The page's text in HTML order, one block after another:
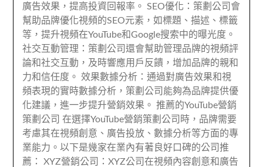
廣告效果，提高投資回報率。 SEO優化：策劃公司會
幫助品牌優化視頻的SEO元素，如標題、描述、標籤
等，提升視頻在YouTube和Google搜索中的曝光度。
社交互動管理：策劃公司還會幫助管理品牌的視頻評
論和社交互動，及時響應用戶反饋，增加品牌的親和
力和信任度。 效果數據分析：通過對廣告效果和視
頻表現的實時數據分析，策劃公司能夠為品牌提供優
化建議，進一步提升營銷效果。 推薦的YouTube營銷
策劃公司 在選擇YouTube營銷策劃公司時，品牌需要
考慮其在視頻創意、廣告投放、數據分析等方面的專
業能力。以下是幾家在業內有著良好口碑的公司推
薦： XYZ營銷公司：XYZ公司在視頻內容創意和廣告